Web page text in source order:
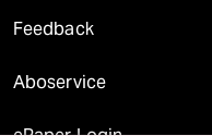
Feedback
Aboservice